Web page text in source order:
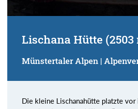
Lischana Hütte (2503
Münstertaler Alpen |
Die kleine Lischanahütte platzte